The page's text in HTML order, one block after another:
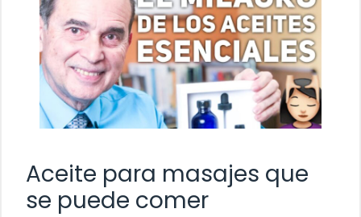
Aceite para masajes que
se puede comer